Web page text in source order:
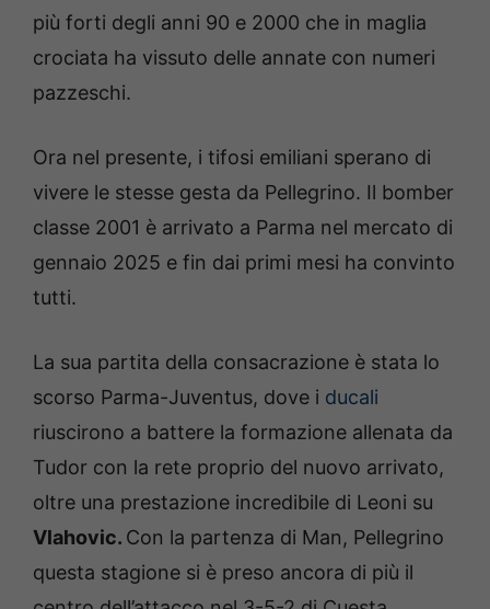
più forti degli anni 90 e 2000 che in maglia
crociata ha vissuto delle annate con numeri
pazzeschi.
Ora nel presente, i tifosi emiliani sperano di
vivere le stesse gesta da Pellegrino. Il bomber
classe 2001 è arrivato a Parma nel mercato di
gennaio 2025 e fin dai primi mesi ha convinto
tutti.
La sua partita della consacrazione è stata lo
scorso Parma-Juventus, dove i ducali
riuscirono a battere la formazione allenata da
Tudor con la rete proprio del nuovo arrivato,
oltre una prestazione incredibile di Leoni su
Vlahovic. Con la partenza di Man, Pellegrino
questa stagione si è preso ancora di più il